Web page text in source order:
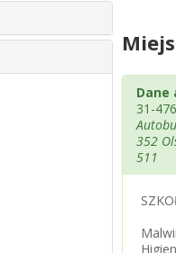
Dane
31-
352
511